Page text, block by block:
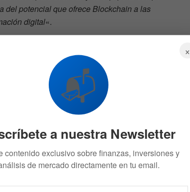
del potencial que ofrece Blockchain a las
digital«.
de los espectadores ya que, si bien,
×
📬
a nuestra Newsletter
contenido exclusivo sobre finanzas, inversiones y
de mercado directamente en tu email.